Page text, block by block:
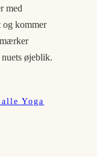
med
og kommer
øjeblik.
Yoga